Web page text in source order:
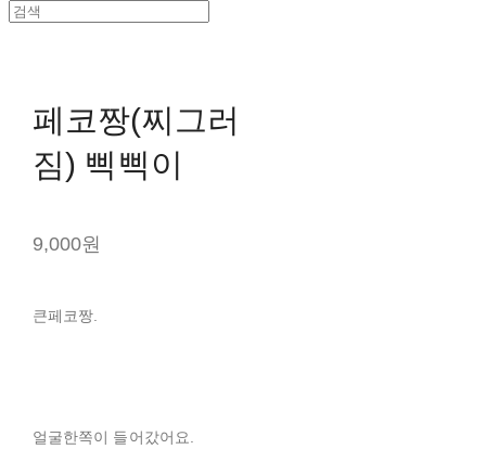
페코짱(찌그러
짐) 삑삑이
9,000원
큰페코짱.
얼굴한쪽이 들어갔어요.